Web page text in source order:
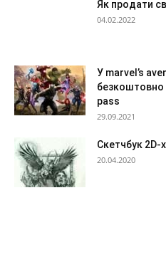
Як продати
04.02.2022
У marvel’s
безкоштовно
pass
29.09.2021
Скетчбук 2D-
20.04.2020